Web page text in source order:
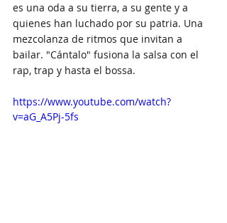
es una oda a su tierra, a su gente y a
quienes han luchado por su patria. Una
mezcolanza de ritmos que invitan a
bailar. "Cántalo" fusiona la salsa con el
rap, trap y hasta el bossa.
https://www.youtube.com/watch?
v=aG_A5Pj-5fs